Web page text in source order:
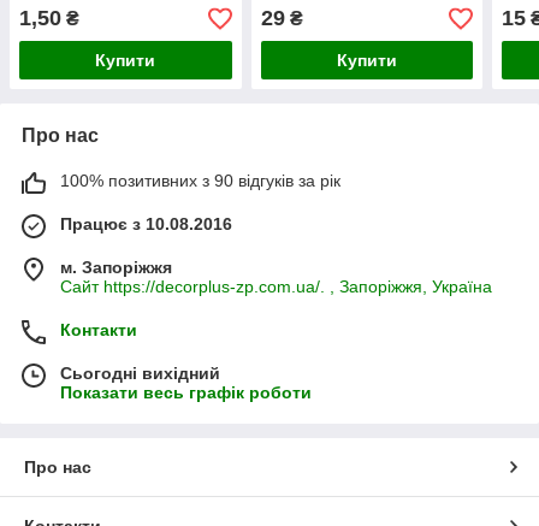
1,50 ₴
Купити
29₴
Купити
15
Про нас
100% позитивних з 90 відгуків за рік
Працює з 10.08.2016
м. Запоріжжя
Сайт https://decorplus-zp.com.ua/. , Запоріжжя, Україна
Контакти
Сьогодні вихідний
Показати весь графік роботи
Про нас